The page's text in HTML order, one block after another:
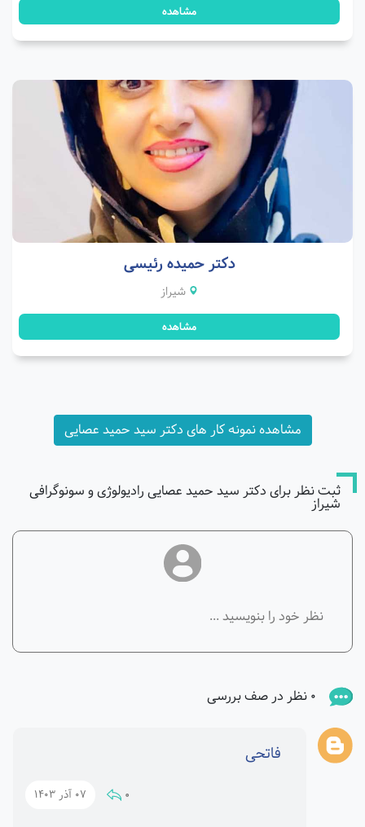
مشاهده
دکتر حمیده رئیسی
شیراز
مشاهده
مشاهده نمونه کار های دکتر سید حمید عصایی
ثبت نظر برای دکتر سید حمید عصایی رادیولوژی و سونوگرافی
شیراز
0 نظر در صف بررسی
فاتحی
0 07 آذر 1403